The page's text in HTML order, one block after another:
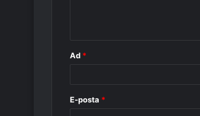
Ad *
E-posta *